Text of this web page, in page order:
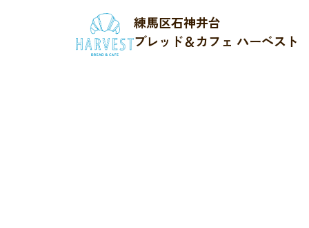
練馬区石神井台
ブレッド＆カフェ ハーベスト